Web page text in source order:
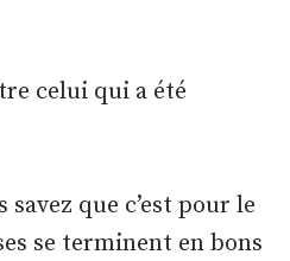
celui qui a été
que c’est pour le
se terminent en bons